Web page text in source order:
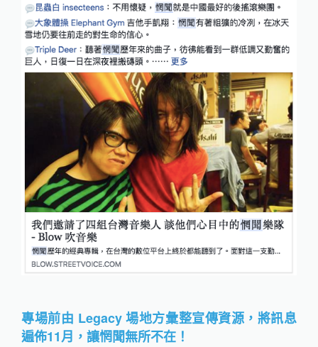
專場前由 Legacy 場地方彙整宣傳資源，將訊息
遍佈11月，讓惘聞無所不在！